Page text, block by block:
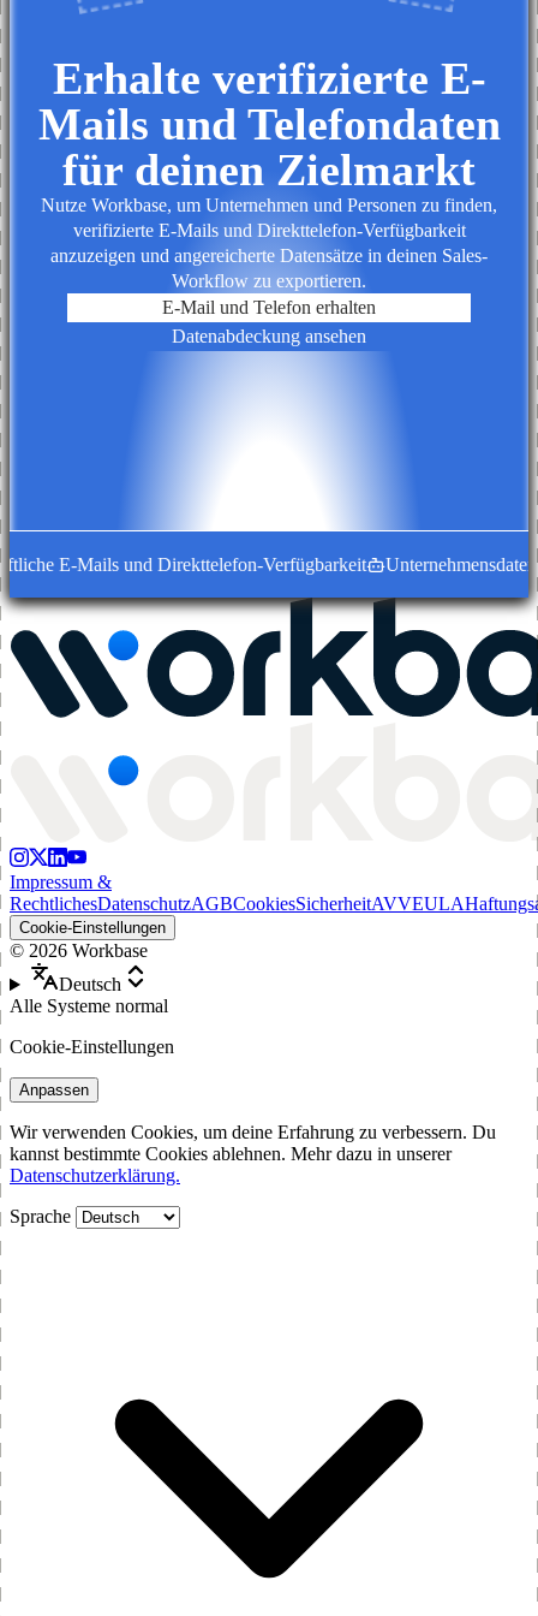
Erhalte verifizierte E-
Mails und Telefondaten
für deinen Zielmarkt
Nutze Workbase, um Unternehmen und Personen zu finden,
verifizierte E-Mails und Direkttelefon-Verfügbarkeit
anzuzeigen und angereicherte Datensätze in deinen Sales-
Workflow zu exportieren.
E-Mail und Telefon erhalten
Datenabdeckung ansehen
E-Mails und Direkttelefon-Verfügbarkeit
Impressum &
RechtlichesDatenschutzAGBCookiesSicherheitAVVEULA
Cookie-Einstellungen
© 2026 Workbase
Deutsch
Alle Systeme normal
Cookie-Einstellungen
Anpassen
Wir verwenden Cookies, um deine Erfahrung zu verbessern. Du
kannst bestimmte Cookies ablehnen. Mehr dazu in unserer
Datenschutzerklärung.
Sprache